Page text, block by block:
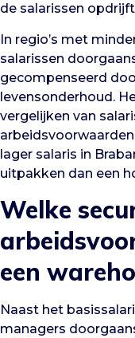
de salarissen
In regio’s met
salarissen
gecompenseerd
levensonderhoud.
vergelijken van
lager salaris in
uitpakken dan een
Welke
een
Naast het
managers